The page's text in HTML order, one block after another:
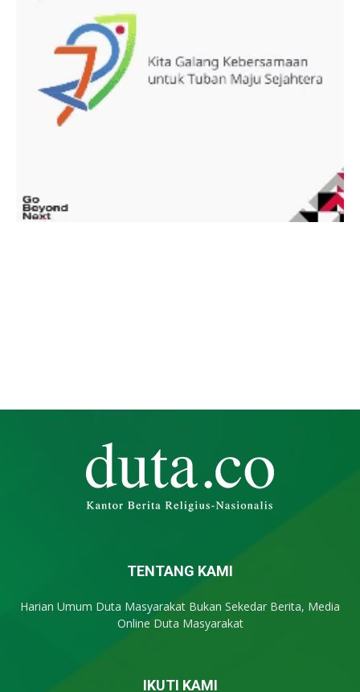
TENTANG KAMI
Harian Umum Duta Masyarakat Bukan Sekedar Berita, Media
Online Duta Masyarakat
IKUTI KAMI